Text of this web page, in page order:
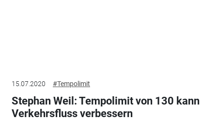
15.07.2020 #Tempolimit
Stephan Weil: Tempolimit von 130 kann
Verkehrsfluss verbessern